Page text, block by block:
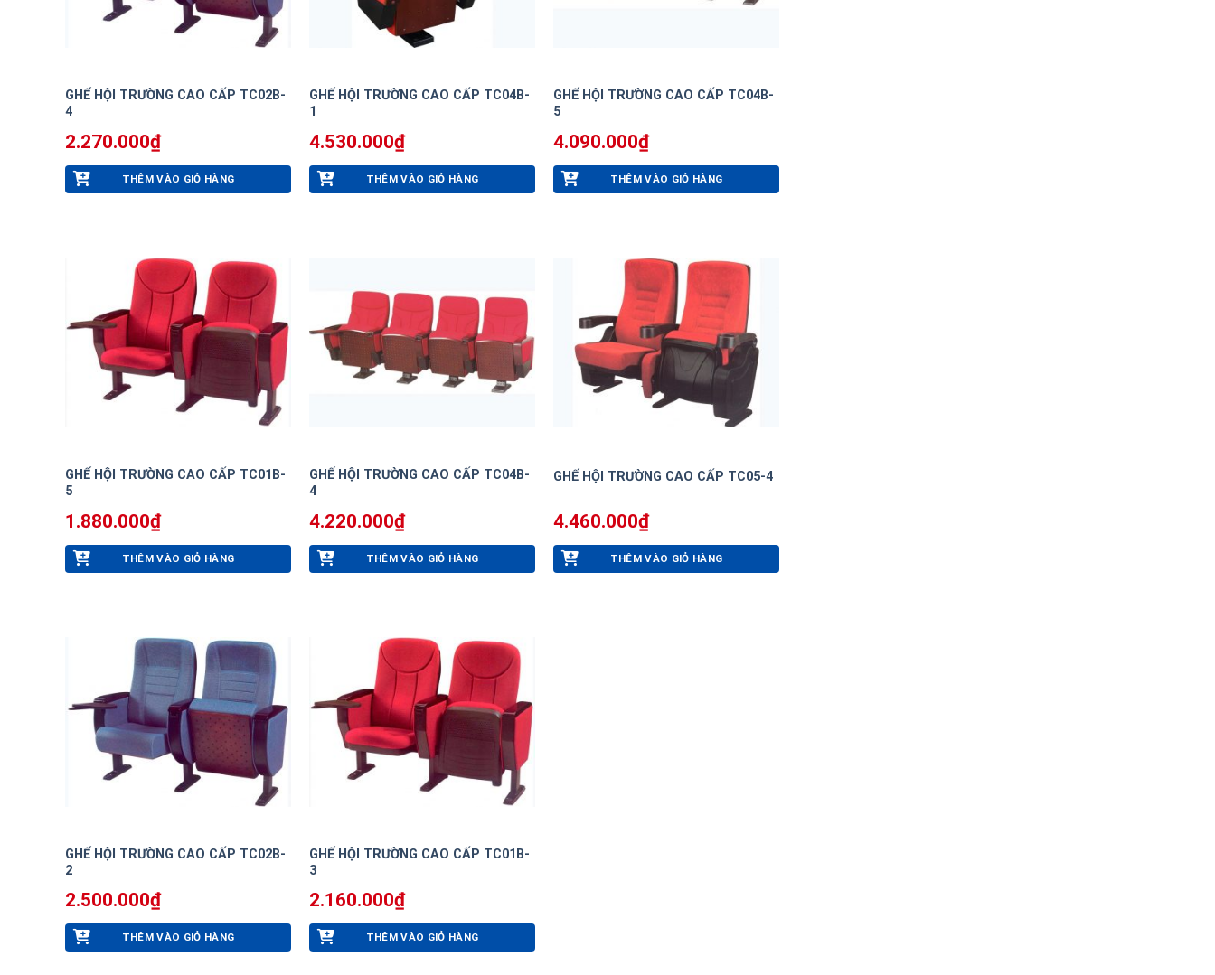
GHẾ HỘI TRƯỜNG CAO CẤP TC02B-
4
2.270.000₫
THÊM VÀO GIỎ HÀNG
GHẾ HỘI TRƯỜNG CAO CẤP TC04B-
1
4.530.000₫
THÊM VÀO GIỎ HÀNG
GHẾ HỘI TRƯỜNG CAO CẤP TC04B-
5
4.090.000₫
THÊM VÀO GIỎ HÀNG
GHẾ HỘI TRƯỜNG CAO CẤP TC01B-
5
1.880.000₫
THÊM VÀO GIỎ HÀNG
GHẾ HỘI TRƯỜNG CAO CẤP TC04B-
4
4.220.000₫
THÊM VÀO GIỎ HÀNG
GHẾ HỘI TRƯỜNG CAO CẤP TC05-4
4.460.000₫
THÊM VÀO GIỎ HÀNG
GHẾ HỘI TRƯỜNG CAO CẤP TC02B-
2
2.500.000₫
THÊM VÀO GIỎ HÀNG
GHẾ HỘI TRƯỜNG CAO CẤP TC01B-
3
2.160.000₫
THÊM VÀO GIỎ HÀNG